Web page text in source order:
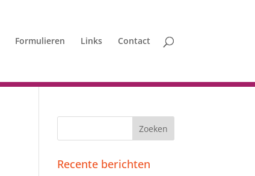
Formulieren Links Contact
Recente berichten